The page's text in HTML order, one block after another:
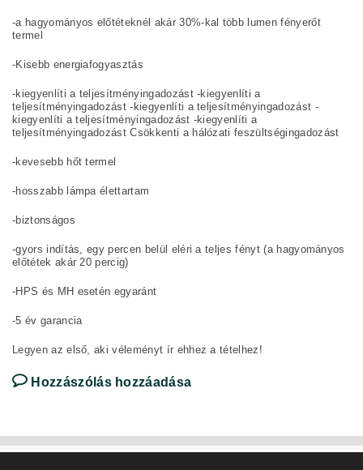
-a hagyományos előtéteknél akár 30%-kal több lumen fényerőt
termel
-Kisebb energiafogyasztás
-kiegyenlíti a teljesítményingadozást -kiegyenlíti a
teljesítményingadozást -kiegyenlíti a teljesítményingadozást -
kiegyenlíti a teljesítményingadozást -kiegyenlíti a
teljesítményingadozást Csökkenti a hálózati feszültségingadozást
-kevesebb hőt termel
-hosszabb lámpa élettartam
-biztonságos
-gyors indítás, egy percen belül eléri a teljes fényt (a hagyományos
előtétek akár 20 percig)
-HPS és MH esetén egyaránt
-5 év garancia
Legyen az első, aki véleményt ír ehhez a tételhez!
Hozzászólás hozzáadása